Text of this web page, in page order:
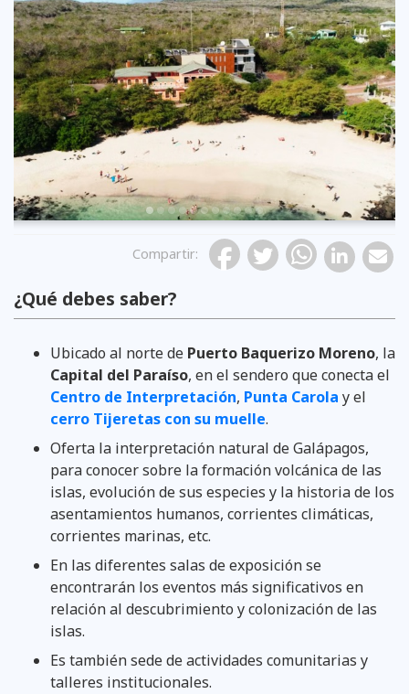
Previous
Compartir:
¿Qué debes saber?
Ubicado al norte de Puerto Baquerizo Moreno, la
Capital del Paraíso, en el sendero que conecta el
Centro de Interpretación, Punta Carola y el
cerro Tijeretas con su muelle.
Oferta la interpretación natural de Galápagos,
para conocer sobre la formación volcánica de las
islas, evolución de sus especies y la historia de los
asentamientos humanos, corrientes climáticas,
corrientes marinas, etc.
En las diferentes salas de exposición se
encontrarán los eventos más significativos en
relación al descubrimiento y colonización de las
islas.
Es también sede de actividades comunitarias y
talleres institucionales.